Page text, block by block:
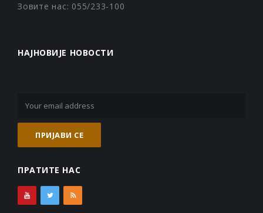
Зовите нас: 055/233-100
НАЈНОВИЈЕ НОВОСТИ
ПРАТИТЕ НАС